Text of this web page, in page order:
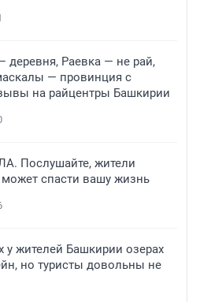
деревня, Раевка — не рай,
— провинция с
на райцентры Башкирии
Послушайте, жители
спасти вашу жизнь
у жителей Башкирии озерах
но туристы довольны не